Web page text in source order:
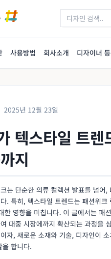
사용방법 회사소개 디자이너
2025년 12월 23일
텍스타일 트
지
는 단순한 의류 컬렉션 발표를 넘어
. 특히, 텍스타일 트렌드는 패션위
한 영향을 미칩니다. 이 글에서는 패
대중 시장에까지 확산되는 과정을
자, 새로운 소재와 기술, 디자인이
합니다.